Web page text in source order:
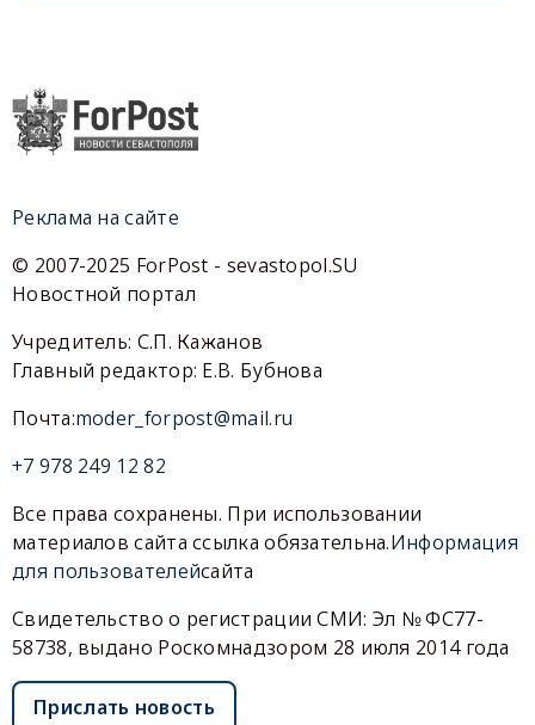
Реклама на сайте
© 2007-2025 ForPost - sevastopol.SU
Новостной портал
Учредитель: С.П. Кажанов
Главный редактор: Е.В. Бубнова
Почта:moder_forpost@mail.ru
+7 978 249 12 82
Все права сохранены. При использовании
материалов сайта ссылка обязательна.Информация
для пользователейсайта
Свидетельство о регистрации СМИ: Эл № ФС77-
58738, выдано Роскомнадзором 28 июля 2014 года
Прислать новость